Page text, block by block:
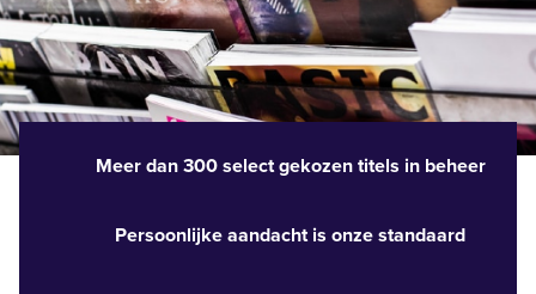
Meer dan 300 select gekozen titels in beheer
Persoonlijke aandacht is onze standaard